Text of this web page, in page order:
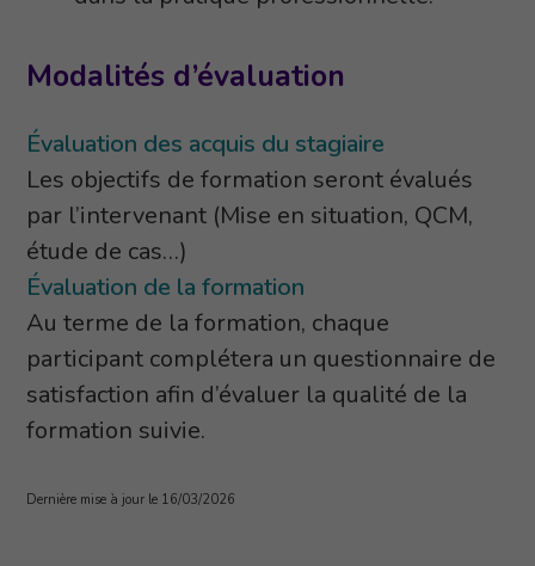
Modalités d’évaluation
Évaluation des acquis du stagiaire
Les objectifs de formation seront évalués
par l’intervenant (Mise en situation, QCM,
étude de cas…)
Évaluation de la formation
Au terme de la formation, chaque
participant complétera un questionnaire de
satisfaction afin d’évaluer la qualité de la
formation suivie.
Dernière mise à jour le 16/03/2026